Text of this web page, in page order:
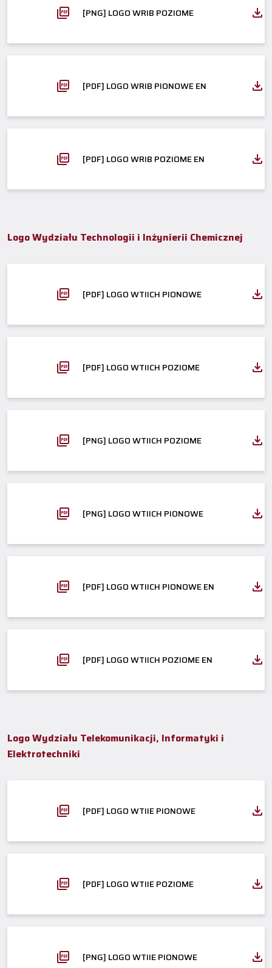
[PNG] LOGO WRIB POZIOME
[PDF] LOGO WRIB PIONOWE EN
[PDF] LOGO WRIB POZIOME EN
Logo Wydziału Technologii i Inżynierii Chemicznej
[PDF] LOGO WTIICH PIONOWE
[PDF] LOGO WTIICH POZIOME
[PNG] LOGO WTIICH POZIOME
[PNG] LOGO WTIICH PIONOWE
[PDF] LOGO WTIICH PIONOWE EN
[PDF] LOGO WTIICH POZIOME EN
Logo Wydziału Telekomunikacji, Informatyki i
Elektrotechniki
[PDF] LOGO WTIIE PIONOWE
[PDF] LOGO WTIIE POZIOME
[PNG] LOGO WTIIE PIONOWE